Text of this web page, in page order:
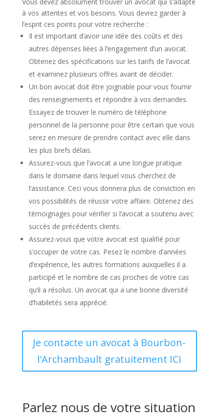
à vos attentes et vos besoins. Vous devrez garder à
l’esprit ces points pour votre recherche :
Il est important d’avoir une idée des coûts et des
autres dépenses liées à l’engagement d’un avocat.
Obtenez des spécifications sur les tarifs de l’avocat
et examinez plusieurs offres avant de décider.
Un bon avocat doit être joignable pour vous fournir
des renseignements et répondre à vos demandes.
Essayez de trouver le numéro de téléphone
personnel de la personne pour être certain que vous
serez en mesure de prendre contact avec elle dans
les plus brefs délais.
Assurez-vous que l’avocat a une longue pratique
dans le domaine dans lequel vous cherchez de
l’assistance. Ceci vous donnera plus de conviction en
vos possibilités de réussir votre affaire. Obtenez des
témoignages pour vérifier si l’avocat a soutenu avec
succès de précédents clients.
Assurez-vous que votre avocat est qualifié pour
s’occuper de votre cas. Pesez le nombre d’années
d’expérience, les autres formations auxquelles il a
participé et le nombre de cas proches de votre cas
qu’il a résolus. Un avocat qui a une bonne diversité
d’habiletés sera apprécié.
Je contacte un avocat à Bourbon-
l'Archambault gratuitement ICI
Parlez nous de votre situation